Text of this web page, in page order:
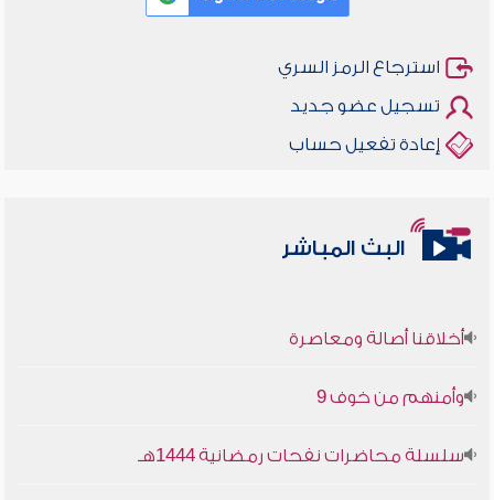
استرجاع الرمز السري
تسجيل عضو جديد
إعادة تفعيل حساب
البث المباشر
أخلاقنا أصالة ومعاصرة
وأمنهم من خوف 9
سلسلة محاضرات نفحات رمضانية 1444هـ